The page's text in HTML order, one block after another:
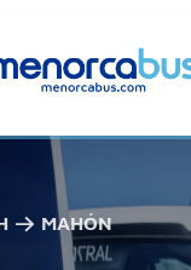
→ MAHÓN
l’assistant MenorcaBus.
je vous aider ?